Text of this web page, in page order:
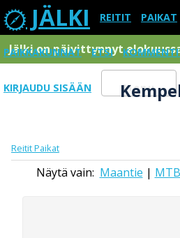
JÄLKI REITIT PAIKAT
PAIKKAKUNNAT ETSI
KIRJAUDU SISÄÄN Menu
Jälki on päivittynnyt
ReititPaikat
Näytä vain: Maantie | MTB